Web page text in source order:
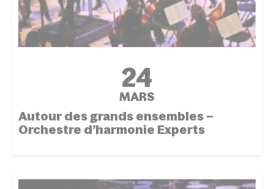
24
MARS
Autour des grands ensembles –
Orchestre d’harmonie Experts